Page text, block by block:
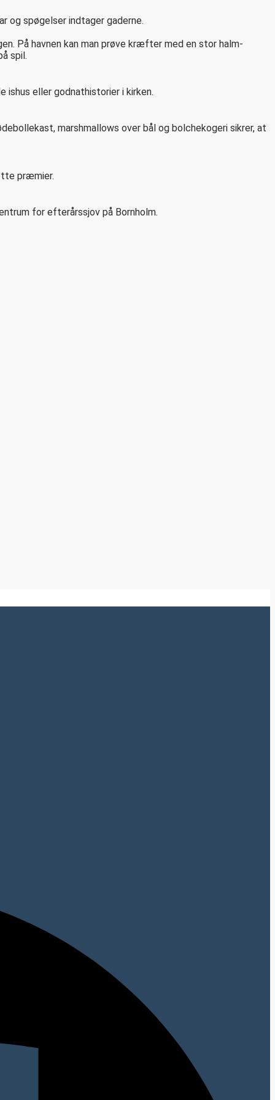
og spøgelser indtager gaderne.
På havnen kan man prøve kræfter med en stor halm-
spil.
eller godnathistorier i kirken.
marshmallows over bål og bolchekogeri sikrer, at
præmier.
for efterårssjov på Bornholm.